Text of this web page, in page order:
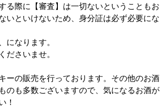
る際に【審査】は一切ないということもお
いといけないため、身分証は必ず必要にな
なります。
さいませ。
の販売を行っております。その他のお酒
のも多数ございますので、気になるお酒が
！